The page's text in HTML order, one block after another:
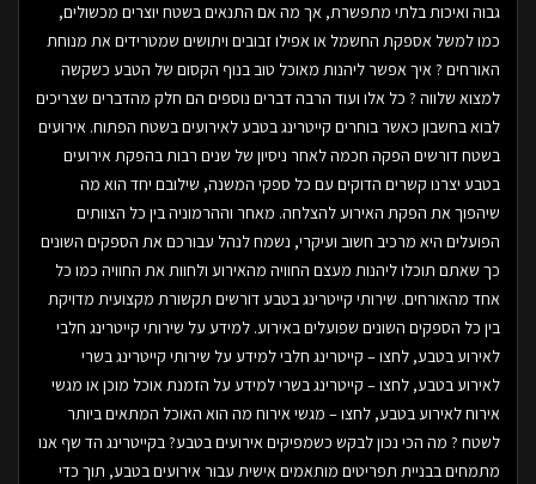
גבוה ואיכות בלתי מתפשרת, אך מה אם התנאים בשטח יוצרים מכשולים,
כמו למשל אספקת החשמל או אפילו זבובים ויתושים שמטרידים את מנוחת
האורחים ? איך אפשר ליהנות מאוכל טוב בנוף הקסום של הטבע כשקשה
למצוא שלווה ? כל אלו ועוד הרבה דברים נוספים הם חלק מהדברים שצריכים
לבוא בחשבון כאשר בוחרים קייטרינג בטבע לאירועים בשטח הפתוח. אירועים
בשטח דורשים הפקה חכמה לאחר ניסיון של שנים רבות בהפקת אירועים
בטבע יצרנו קשרים הדוקים עם כל ספקי המשנה, שילובם יחד הוא מה
שיהפוך את הפקת האירוע להצלחה. מאחר וההרמוניה בין כל הצוותים
הפועלים היא מרכיב חשוב ועיקרי, נשמח לנהל עבורכם את הספקים השונים
כך שאתם תוכלו ליהנות מעצם החוויה מהאירוע ולחוות את החוויה כמו כל
אחד מהאורחים. שירותי קייטרינג בטבע דורשים תקשורת מקצועית מדויקת
בין כל הספקים השונים שפועלים באירוע. למידע על שירותי קייטרינג חלבי
לאירוע בטבע, לחצו – קייטרינג חלבי למידע על שירותי קייטרינג בשרי
לאירוע בטבע, לחצו – קייטרינג בשרי למידע על הזמנת אוכל מוכן או מגשי
אירוח לאירוע בטבע, לחצו – מגשי אירוח מה הוא האוכל המתאים ביותר
לשטח ? מה הכי נכון לבקש כשמפיקים אירועים בטבע? בקייטרינג הד שף אנו
מתמחים בבניית תפריטים מותאמים אישית עבור אירועים בטבע, תוך כדי